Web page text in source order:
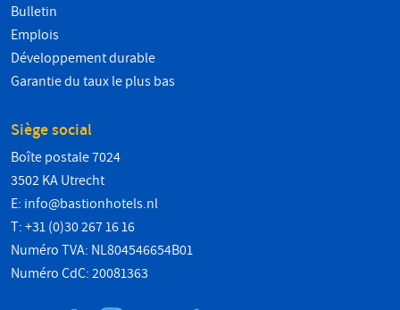
Bulletin
Emplois
Développement durable
Garantie du taux le plus bas
Siège social
Boîte postale 7024
3502 KA Utrecht
E: info@bastionhotels.nl
T: +31 (0)30 267 16 16
Numéro TVA: NL804546654B01
Numéro CdC: 20081363